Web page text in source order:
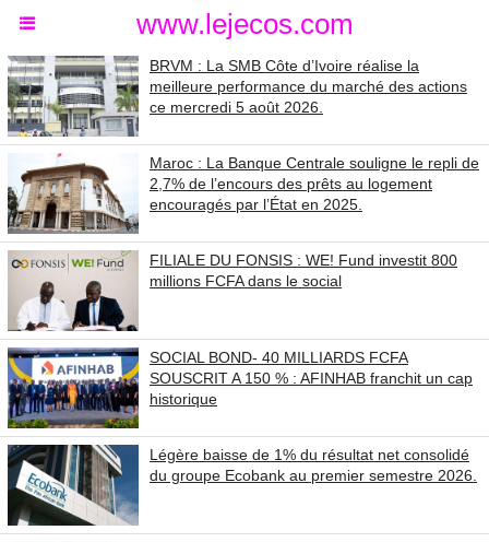
www.lejecos.com
BRVM : La SMB Côte d’Ivoire réalise la
meilleure performance du marché des actions
ce mercredi 5 août 2026.
Maroc : La Banque Centrale souligne le repli de
2,7% de l’encours des prêts au logement
encouragés par l’État en 2025.
FILIALE DU FONSIS : WE! Fund investit 800
millions FCFA dans le social
SOCIAL BOND- 40 MILLIARDS FCFA
SOUSCRIT A 150 % : AFINHAB franchit un cap
historique
Légère baisse de 1% du résultat net consolidé
du groupe Ecobank au premier semestre 2026.